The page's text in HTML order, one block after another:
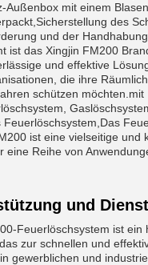
Außenbox mit einem
des
und der Handhabung.
ist das Xingjin FM200
und effektive
die ihre
schützen möchten.mit
Feuerlöschsystem,Das
ist eine vielseitige und
eine Reihe von
und
Feuerlöschsystem ist ein
zur schnellen und
gewerblichen und